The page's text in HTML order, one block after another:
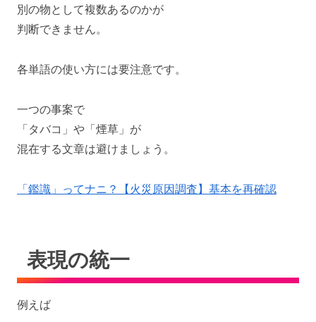
別の物として複数あるのかが
判断できません。
各単語の使い方には要注意です。
一つの事案で
「タバコ」や「煙草」が
混在する文章は避けましょう。
「鑑識」ってナニ？【火災原因調査】基本を再確認
表現の統一
例えば